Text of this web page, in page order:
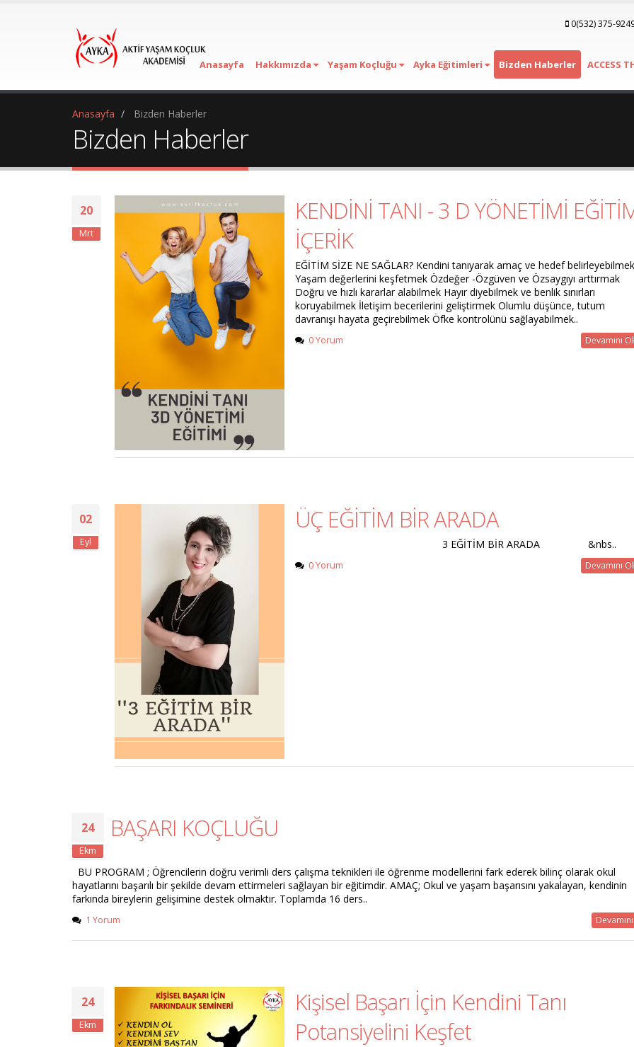
0(532) 375-
Anasayfa Hakkımızda Yaşam Koçluğu Ayka Eğitimleri Bizden Haberler ACCESS
Anasayfa Bizden Haberler
Bizden Haberler
20
Mrt
KENDİNİ TANI - 3 D YÖNETİMİ
İÇERİK
EĞİTİM SİZE NE SAĞLAR? Kendini tanıyarak amaç ve hedef belirleyebilmek
Yaşam değerlerini keşfetmek Özdeğer -Özgüven ve Özsaygıyı arttırmak
Doğru ve hızlı kararlar alabilmek Hayır diyebilmek ve benlik sınırları
koruyabilmek İletişim becerilerini geliştirmek Olumlu düşünce, tutum
davranışı hayata geçirebilmek Öfke kontrolünü sağlayabilmek..
0 Yorum Devamını
02
Eyl
ÜÇ EĞİTİM BİR ARADA
3 EĞİTİM BİR ARADA &nbs..
0 Yorum Devamını
24
Ekm
BAŞARI KOÇLUĞU
BU PROGRAM ; Öğrencilerin doğru verimli ders çalışma teknikleri ile öğrenme modellerini fark ederek bilinç olarak okul
hayatlarını başarılı bir şekilde devam ettirmeleri sağlayan bir eğitimdir. AMAÇ; Okul ve yaşam başarısını yakalayan, kendinin
farkında bireylerin gelişimine destek olmaktır. Toplamda 16 ders..
1 Yorum
24
Ekm
Kişisel Başarı İçin Kendini Tanı
Potansiyelini Keşfet